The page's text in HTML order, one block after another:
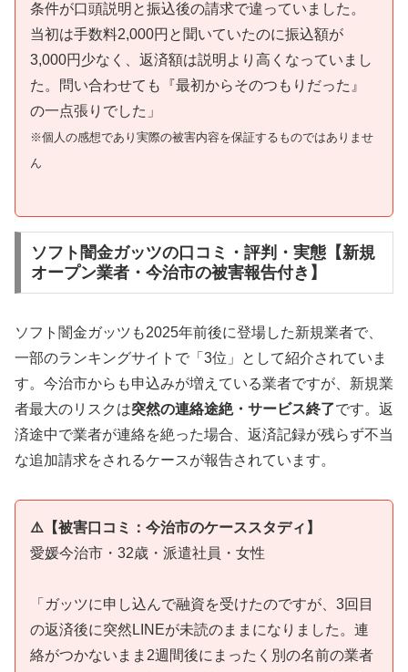
条件が口頭説明と振込後の請求で違っていました。
当初は手数料2,000円と聞いていたのに振込額が
3,000円少なく、返済額は説明より高くなっていまし
た。問い合わせても『最初からそのつもりだった』
の一点張りでした」
※個人の感想であり実際の被害内容を保証するものではありませ
ん
ソフト闇金ガッツの口コミ・評判・実態【新規
オープン業者・今治市の被害報告付き】
ソフト闇金ガッツも2025年前後に登場した新規業者で、
一部のランキングサイトで「3位」として紹介されていま
す。今治市からも申込みが増えている業者ですが、新規業
者最大のリスクは突然の連絡途絶・サービス終了です。返
済途中で業者が連絡を絶った場合、返済記録が残らず不当
な追加請求をされるケースが報告されています。
⚠️【被害口コミ：今治市のケーススタディ】
愛媛今治市・32歳・派遣社員・女性
「ガッツに申し込んで融資を受けたのですが、3回目
の返済後に突然LINEが未読のままになりました。連
絡がつかないまま2週間後にまったく別の名前の業者